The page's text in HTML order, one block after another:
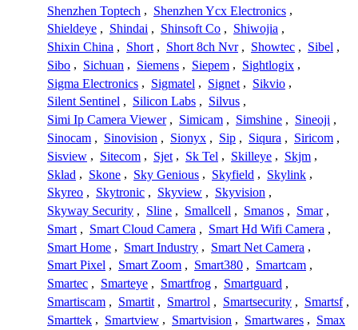
Shenzhen Toptech , Shenzhen Ycx Electronics ,
Shieldeye , Shindai , Shinsoft Co , Shiwojia ,
Shixin China , Short , Short 8ch Nvr , Showtec , Sibel ,
Sibo , Sichuan , Siemens , Siepem , Sightlogix ,
Sigma Electronics , Sigmatel , Signet , Sikvio ,
Silent Sentinel , Silicon Labs , Silvus ,
Simi Ip Camera Viewer , Simicam , Simshine , Sineoji ,
Sinocam , Sinovision , Sionyx , Sip , Siqura , Siricom ,
Sisview , Sitecom , Sjet , Sk Tel , Skilleye , Skjm ,
Sklad , Skone , Sky Genious , Skyfield , Skylink ,
Skyreo , Skytronic , Skyview , Skyvision ,
Skyway Security , Sline , Smallcell , Smanos , Smar ,
Smart , Smart Cloud Camera , Smart Hd Wifi Camera ,
Smart Home , Smart Industry , Smart Net Camera ,
Smart Pixel , Smart Zoom , Smart380 , Smartcam ,
Smartec , Smarteye , Smartfrog , Smartguard ,
Smartiscam , Smartit , Smartrol , Smartsecurity , Smartsf ,
Smarttek , Smartview , Smartvision , Smartwares , Smax